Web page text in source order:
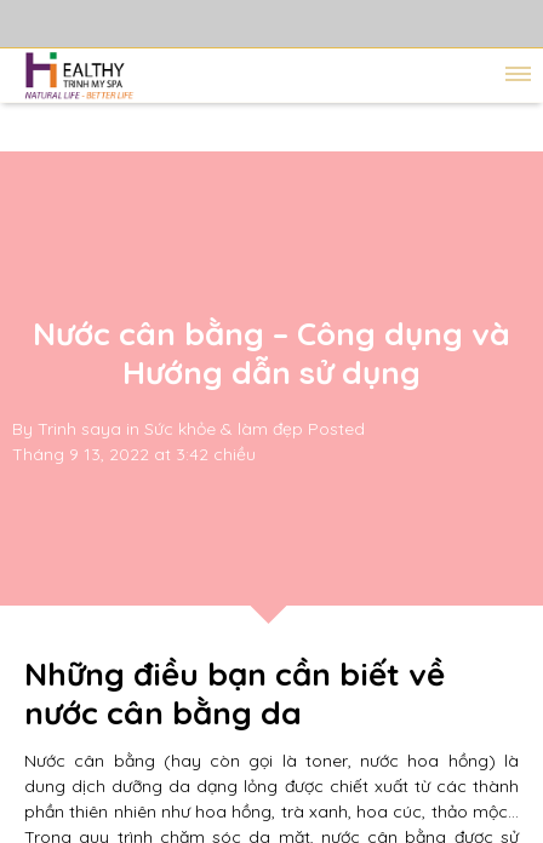
Nước cân bằng – Công dụng và
Hướng dẫn sử dụng
By Trinh saya in Sức khỏe & làm đẹp Posted
Tháng 9 13, 2022 at 3:42 chiều
Những điều bạn cần biết về
nước cân bằng da
Nước cân bằng (hay còn gọi là toner, nước hoa hồng) là
dung dịch dưỡng da dạng lỏng được chiết xuất từ các thành
phần thiên nhiên như hoa hồng, trà xanh, hoa cúc, thảo mộc…
Trong quy trình chăm sóc da mặt, nước cân bằng được sử